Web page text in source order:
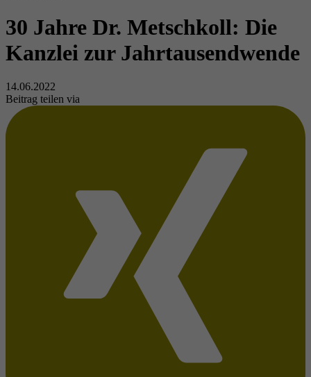
30 Jahre Dr. Metschkoll: Die
Kanzlei zur Jahrtausendwende
14.06.2022
Beitrag teilen via